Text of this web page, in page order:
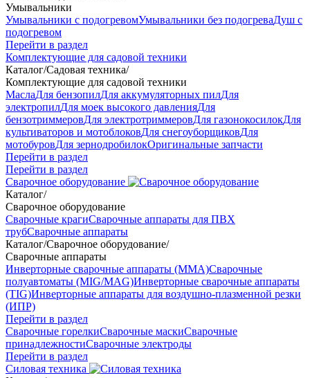
Умывальники
Умывальники с подогревомУмывальники без подогреваДуш с
подогревом
Перейти в раздел
Комплектующие для садовой техники
Каталог/Садовая техника/
Комплектующие для садовой техники
МаслаДля бензопилДля аккумуляторных пилДля
электропилДля моек высокого давленияДля
бензотриммеровДля электротриммеровДля газонокосилокДля
культиваторов и мотоблоковДля снегоуборщиковДля
мотобуровДля зернодробилокОригинальные запчасти
Перейти в раздел
Перейти в раздел
Сварочное оборудование
Каталог/
Сварочное оборудование
Сварочные крагиСварочные аппараты для ПВХ
трубСварочные аппараты
Каталог/Сварочное оборудование/
Сварочные аппараты
Инверторные сварочные аппараты (ММА)Сварочные
полуавтоматы (MIG/MAG)Инверторные сварочные аппараты
(TIG)Инверторные аппараты для воздушно-плазменной резки
(ИПР)
Перейти в раздел
Сварочные горелкиСварочные маскиСварочные
принадлежностиСварочные электроды
Перейти в раздел
Силовая техника